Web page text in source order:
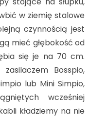
w ziemię stalowe
czynnością jest
mieć głębokość od
się je na 70 cm.
Bosspio,
lub Mini Simpio,
wcześniej
kładziemy na nie